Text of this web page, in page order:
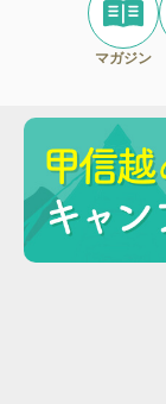
マガジン